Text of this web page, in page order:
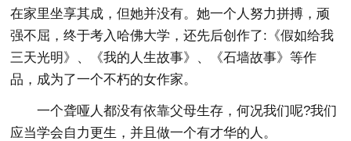
在家里坐享其成，但她并没有。她一个人努力拼搏，顽
强不屈，终于考入哈佛大学，还先后创作了:《假如给我
三天光明》、《我的人生故事》、《石墙故事》等作
品，成为了一个不朽的女作家。
一个聋哑人都没有依靠父母生存，何况我们呢?我们
应当学会自力更生，并且做一个有才华的人。